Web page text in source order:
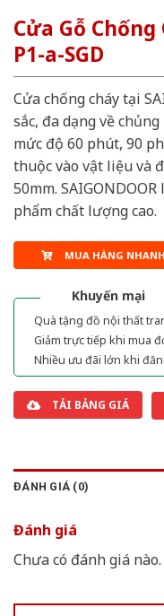
Cửa Gỗ
P1-a-SGD
Cửa chống cháy tại
sắc, đa dạng về
mức độ 60 phút, 90
thuộc vào vật liệu và
50mm.
phẩm chất lượng cao.
MUA HÀNG NHANH
Khuyến mại
Quà tặng đồ nội thất
Giảm trực tiếp khi mua
Nhiều ưu đãi lớn khi
TẢI BẢNG GIÁ
ĐÁNH GIÁ (0)
Đánh giá
Chưa có đánh giá nào.